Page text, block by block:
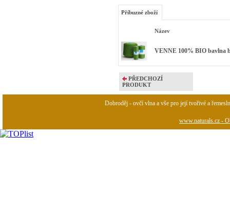
Příbuzné zboží
Název
VENNE 100% BIO bavlna
PŘEDCHOZÍ
PRODUKT
Dobroděj - ovčí vlna a vše pro její tvořivé a
www.naturals.cz -